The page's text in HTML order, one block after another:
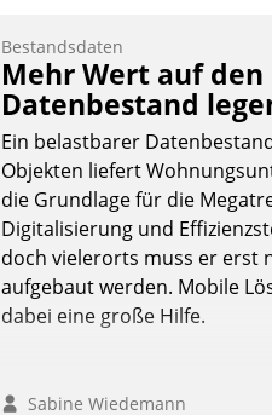
Bestandsdaten
Mehr Wert auf den
Datenbestand
Ein belastbarer
Objekten liefert
die Grundlage für die
Digitalisierung und
doch vielerorts muss er erst
aufgebaut werden. Mobile
dabei eine große Hilfe.
Sabine Wiedemann